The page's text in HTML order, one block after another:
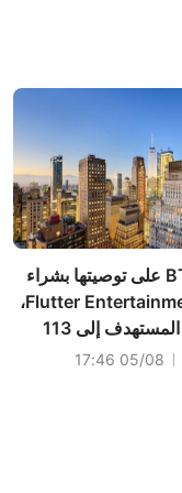
أبقت شركة BTIG على توصيتها بشراء
أسهم شركة Flutter Entertainment،
وخفضت السعر المستهدف إلى 113
05/08 17:46